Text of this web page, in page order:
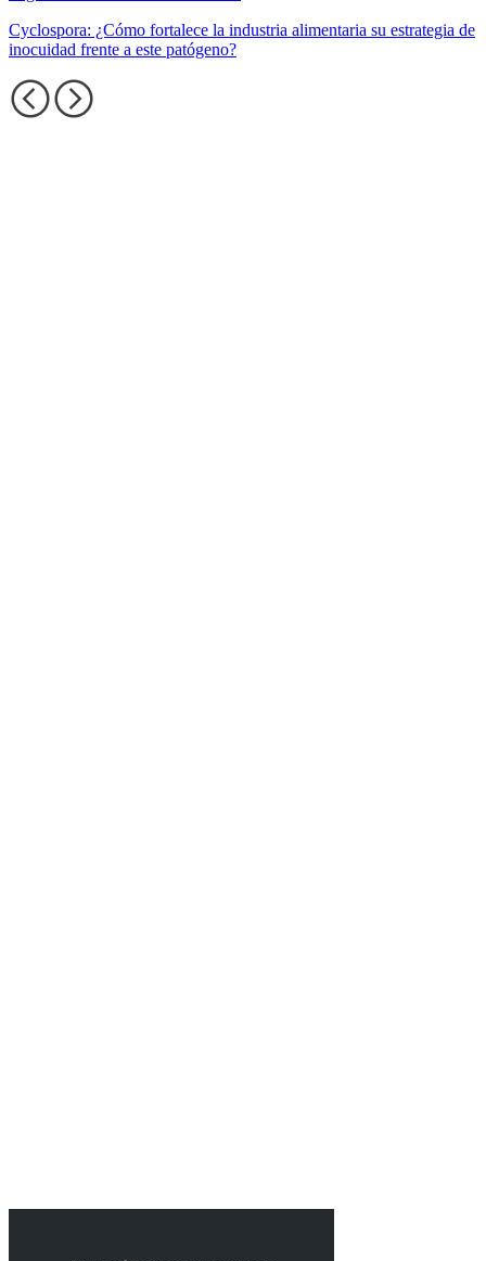
Cyclospora: ¿Cómo fortalece la industria alimentaria su estrategia de
inocuidad frente a este patógeno?